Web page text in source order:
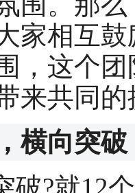
家相互
，这个
来共同的
横向突破
破?就12